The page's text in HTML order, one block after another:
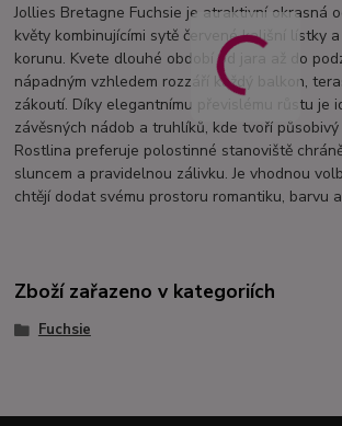
Jollies Bretagne Fuchsie je atraktivní okrasná
květy kombinujícími sytě červené kališní lístky
korunu. Kvete dlouhé období od jara až do
nápadným vzhledem rozzáří každý balkon,
zákoutí. Díky elegantnímu převislému růstu je
závěsných nádob a truhlíků, kde tvoří
Rostlina preferuje polostinné stanoviště
sluncem a pravidelnou zálivku. Je vhodnou
chtějí dodat svému prostoru romantiku, barvu
Zboží zařazeno v kategoriích
Fuchsie